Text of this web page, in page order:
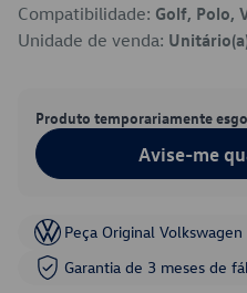
Compatibilidade: Golf, Polo,
Unidade de venda:
Produto temporariamente
Avise-me
Peça Original Volkswagen
Garantia de 3 meses de